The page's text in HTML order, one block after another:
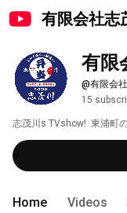
有限会社志
有限
@有限会
15
志茂川s TVshow!  東浦町
Home Videos